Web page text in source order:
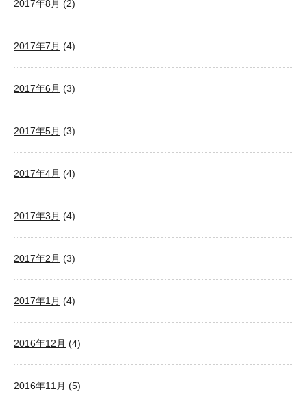
2017年8月 (2)
2017年7月 (4)
2017年6月 (3)
2017年5月 (3)
2017年4月 (4)
2017年3月 (4)
2017年2月 (3)
2017年1月 (4)
2016年12月 (4)
2016年11月 (5)